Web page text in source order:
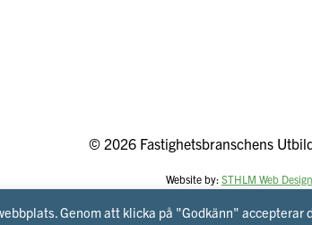
© 2026 Fastighetsbranschens
Website by: STHLM Web Design
Genom att klicka på "Godkänn" accepterar